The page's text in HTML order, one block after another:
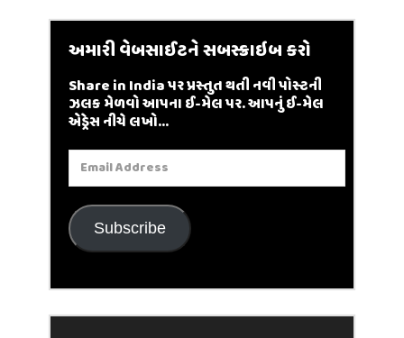
અમારી વેબસાઈટને સબસ્ક્રાઇબ કરો
Share in India પર પ્રસ્તુત થતી નવી પોસ્ટની
ઝલક મેળવો આપના ઈ-મેલ પર. આપનું ઈ-મેલ
એડ્રેસ નીચે લખો...
Email
Address
Subscribe